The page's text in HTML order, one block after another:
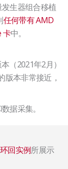
生器组合移植
任何带有 AMD
卡中。
（2021年2月）
版本非常接近，
据采集。
环回实例所展示